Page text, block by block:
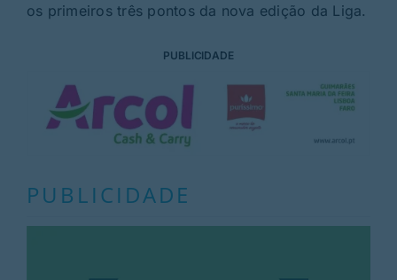
os primeiros três pontos da nova edição da Liga.
PUBLICIDADE
PUBLICIDADE